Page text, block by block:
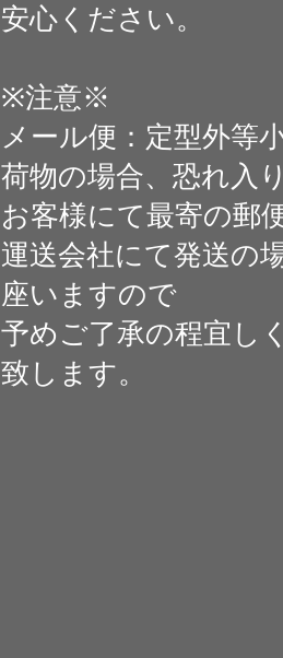
安心ください。
※注意※
メール便：定型外等
荷物の場合、恐れ入
お客様にて最寄の郵
運送会社にて発送の
座いますので
予めご了承の程宜し
致します。